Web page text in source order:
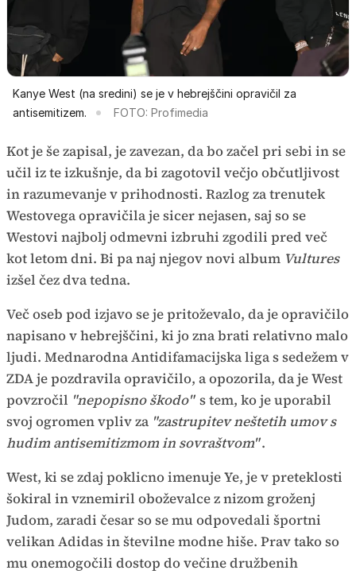
Kanye West (na sredini) se je v hebrejščini opravičil za
antisemitizem.
FOTO: Profimedia
Kot je še zapisal, je zavezan, da bo začel pri sebi in se
učil iz te izkušnje, da bi zagotovil večjo občutljivost
in razumevanje v prihodnosti. Razlog za trenutek
Westovega opravičila je sicer nejasen, saj so se
Westovi najbolj odmevni izbruhi zgodili pred več
kot letom dni. Bi pa naj njegov novi album Vultures
izšel čez dva tedna.
Več oseb pod izjavo se je pritoževalo, da je opravičilo
napisano v hebrejščini, ki jo zna brati relativno malo
ljudi. Mednarodna Antidifamacijska liga s sedežem v
ZDA je pozdravila opravičilo, a opozorila, da je West
povzročil "nepopisno škodo" s tem, ko je uporabil
svoj ogromen vpliv za "zastrupitev neštetih umov s
hudim antisemitizmom in sovraštvom".
West, ki se zdaj poklicno imenuje Ye, je v preteklosti
šokiral in vznemiril oboževalce z nizom groženj
Judom, zaradi česar so se mu odpovedali športni
velikan Adidas in številne modne hiše. Prav tako so
mu onemogočili dostop do večine družbenih